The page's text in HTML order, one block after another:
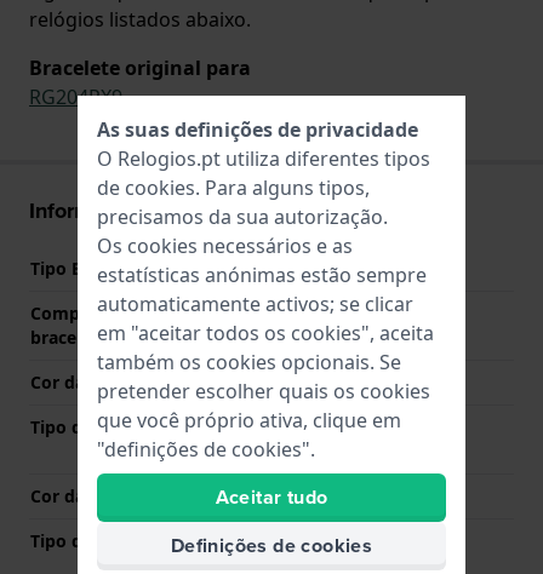
relógios listados abaixo.
Bracelete original para
RG204PX9
Informações bracelete
Tipo Bracelete
Aço inoxidável
Comprimento do pino (da
bracelete)
12 mm
Cor da bracelete
Ouro
Tipo de Fecho
Fivela dobrável com
segurança
Cor da fivela
Ouro
Tipo de montagem
Pinos em aço
As suas definições de privacidade
O Relogios.pt utiliza diferentes tipos
de cookies. Para alguns tipos,
precisamos da sua autorização.
Os cookies necessários e as
estatísticas anónimas estão sempre
automaticamente activos; se clicar
em "aceitar todos os cookies", aceita
também os cookies opcionais. Se
pretender escolher quais os cookies
que você próprio ativa, clique em
"definições de cookies".
Aceitar tudo
Definições de cookies